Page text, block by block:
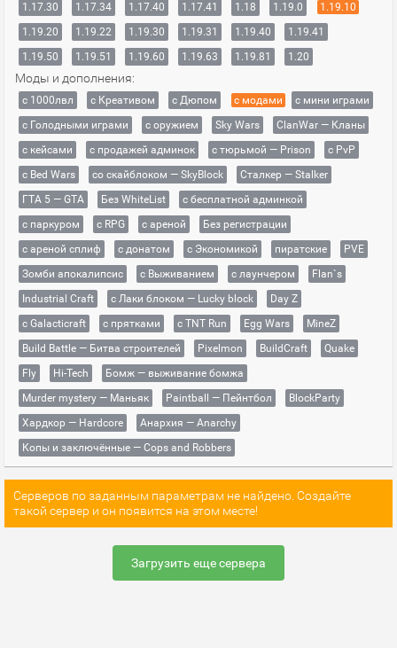
1.17.30
1.17.34 1.17.40 1.17.41 1.18 1.19.0
1.19.10
1.19.20
1.19.22 1.19.30 1.19.31 1.19.40
1.19.41
1.19.50
1.19.51 1.19.60 1.19.63 1.19.81 1.20
Моды и дополнения:
с 1000лвл c Креативом с Дюпом с модами
с мини играми
с Голодными играми
с оружием Sky Wars
ClanWar — Кланы
с кейсами
с продажей админок с тюрьмой — Prison
с PvP
с Bed Wars
со скайблоком — SkyBlock
Сталкер — Stalker
ГТА 5 — GTA
Без WhiteList
с бесплатной админкой
с паркуром
с RPG с ареной
Без регистрации
с ареной сплиф
с донатом с Экономикой пиратские
PVE
Зомби апокалипсис
с Выживанием с лаунчером
Flan`s
Industrial Craft
с Лаки блоком — Lucky block
Day Z
с Galacticraft
с прятками с TNT Run Egg Wars
MineZ
Build Battle — Битва строителей
Pixelmon BuildCraft
Quake
Fly
Hi-Tech
Бомж — выживание бомжа
Murder mystery — Маньяк
Paintball — Пейнтбол
BlockParty
Хардкор — Hardcore
Анархия — Anarchy
Копы и заключённые — Cops and Robbers
Серверов по заданным параметрам не найдено. Создайте
такой сервер и он появится на этом месте!
Загрузить еще сервера